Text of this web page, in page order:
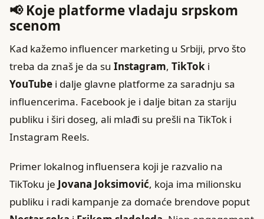
📢 Koje platforme vladaju srpskom
scenom
Kad kažemo influencer marketing u Srbiji, prvo što
treba da znaš je da su Instagram, TikTok i
YouTube i dalje glavne platforme za saradnju sa
influencerima. Facebook je i dalje bitan za stariju
publiku i širi doseg, ali mlađi su prešli na TikTok i
Instagram Reels.
Primer lokalnog influensera koji je razvalio na
TikToku je Jovana Joksimović, koja ima milionsku
publiku i radi kampanje za domaće brendove poput